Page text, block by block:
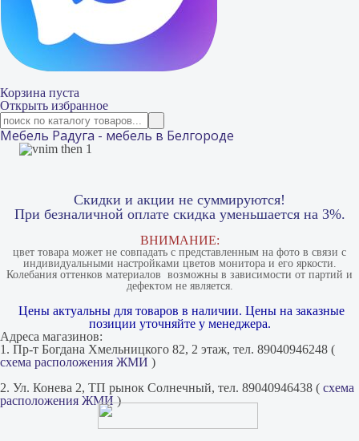
Корзина пуста
Открыть избранное
Мебель Радуга - мебель в Белгороде
Скидки и акции не суммируются!
При безналичной оплате скидка уменьшается на 3%.
ВНИМАНИЕ:
цвет товара может не совпадать с представленным на фото в связи с
индивидуальными настройками цветов монитора и его яркости.
Колебания оттенков материалов​ ​ возможны в зависимости от партий и
дефектом не является.
Цены актуальны для товаров в наличии. Цены на заказные
позиции уточняйте у менеджера.
Адреса магазинов:
1. Пр-т Богдана Хмельницкого 82, 2 этаж, тел. 89040946248 (
схема расположения ЖМИ )
2. Ул. Конева 2, ТП рынок Солнечный, тел. 89040946438 ( схема
расположения ЖМИ)